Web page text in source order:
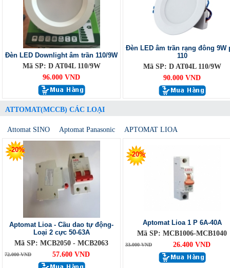
Đèn LED Downlight âm trần 110/9W
Mã SP: D AT04L 110/9W
96.000 VND
Đèn LED âm trần rạng đông 9W
110
Mã SP: D AT04L 110/9W
90.000 VND
ATTOMAT(MCCB) CÁC LOẠI
Attomat SINO Aptomat Panasonic APTOMAT LIOA
-20%
Aptomat Lioa - Cầu dao tự động-
Loại 2 cực 50-63A
Mã SP: MCB2050 - MCB2063
72.000 VND 57.600 VND
-20%
Aptomat Lioa 1 P 6A-40A
Mã SP: MCB1006-MCB1040
33.000 VND 26.400 VND